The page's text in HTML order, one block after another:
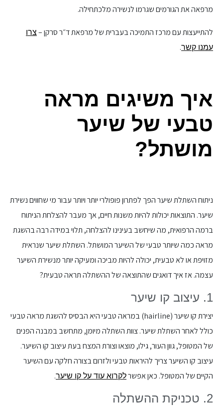
מרפאה את הגורמים שגרמו לנשירה מלכתחילה.
להתייעצות עם מרכז התמיכה בעברית של מרפאת ד״ר סרקן – צרו
עמנו קשר.
איך משיגים מראה
טבעי של שיער
מושתל?
ניתוח השתלת שיער הפך לפתרון פופולרי יותר ויותר עבור מי שחווים נשירת
שיער. התוצאות יכולות להיות משנות חיים, אך מעבר להצלחת הניתוח
ברמה הרפואית, מה שיחשב בעינינו להצלחה, תלוי במידה רבה בהשגת
מראה כמה שיותר טבעי של השיער המושתל. השתלת שיער שנראית
מזויפת או לא טבעית, יכולה להיות מביכה ומעיקה יותר מנשירת השיער
עצמה. אז איך דואגים שהתוצאה של ההשתלה תראה טבעית?
1. עיצוב קו שיער
יצירת קו שיער (hairline) במראה טבעי היא הבסיס להשגת מראה טבעי
כולל לאחר השתלת שיער. צוות השתלה מיומן, מתחשב במבנה הפנים
של המטופל, גוון העור, גילו, מוצאו וצורת המצח בעת עיצוב קו השיער.
עיצוב קו השיער צריך להיראות טבעי ולזרום בצורה חלקה עם השיער
הקיים של המטופל. כאן אפשרלקרוא עוד על קו שיער.
2. טכניקת ההשתלה